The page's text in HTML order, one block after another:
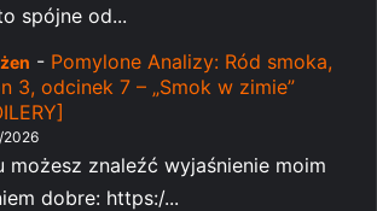
spójne od...
- Pomylone Analizy: Ród smoka,
3, odcinek 7 – „Smok w zimie”
możesz znaleźć wyjaśnienie moim
dobre: https:/...